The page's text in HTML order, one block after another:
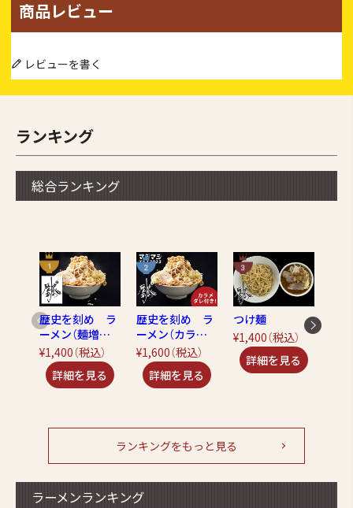
商品レビュー
レビューを書く
ランキング
総合ランキング
歴史を刻め ラ
ーメン（麺増量4
00g!!）
¥1,400（税込）
歴史を刻め ラ
ーメン（カラメ
ダレ付き！）
¥1,600（税込）
つけ麺
¥1,400（税込）
ランキングをもっと見る
ラーメンランキング